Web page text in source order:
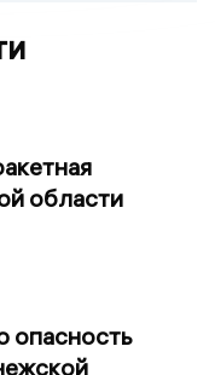
области
опасность